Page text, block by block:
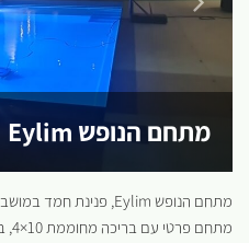
מתחם הנופש Eylim
מתחם הנופש Eylim, פנינת חמד במושב שדה צבי.
מתחם פרטי עם בריכה מחוממת 10×4, בבריכה יש שכשוכית.